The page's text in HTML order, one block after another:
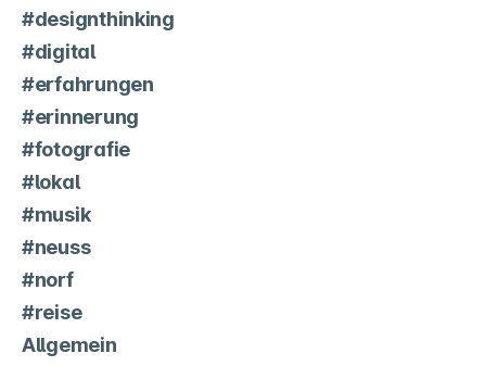
#designthinking
#digital
#erfahrungen
#erinnerung
#fotografie
#lokal
#musik
#neuss
#norf
#reise
Allgemein